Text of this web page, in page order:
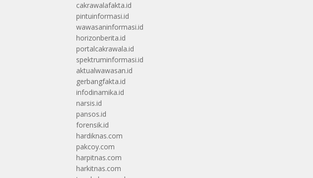
cakrawalafakta.id
pintuinformasi.id
wawasaninformasi.id
horizonberita.id
portalcakrawala.id
spektruminformasi.id
aktualwawasan.id
gerbangfakta.id
infodinamika.id
narsis.id
pansos.id
forensik.id
hardiknas.com
pakcoy.com
harpitnas.com
harkitnas.com